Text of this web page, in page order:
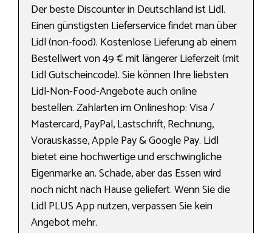
Der beste Discounter in Deutschland ist Lidl.
Einen günstigsten Lieferservice findet man über
Lidl (non-food). Kostenlose Lieferung ab einem
Bestellwert von 49 € mit längerer Lieferzeit (mit
Lidl Gutscheincode). Sie können Ihre liebsten
Lidl-Non-Food-Angebote auch online
bestellen. Zahlarten im Onlineshop: Visa /
Mastercard, PayPal, Lastschrift, Rechnung,
Vorauskasse, Apple Pay & Google Pay. Lidl
bietet eine hochwertige und erschwingliche
Eigenmarke an. Schade, aber das Essen wird
noch nicht nach Hause geliefert. Wenn Sie die
Lidl PLUS App nutzen, verpassen Sie kein
Angebot mehr.